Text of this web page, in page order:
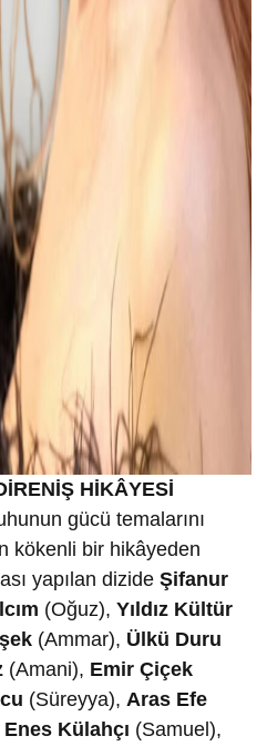
HİKÂYESİ
gücü temalarını
kökenli bir hikâyeden
yapılan dizide Şifanur
(Oğuz), Yıldız Kültür
(Ammar), Ülkü Duru
(Amani), Emir Çiçek
(Süreyya), Aras Efe
Enes Külahçı (Samuel),